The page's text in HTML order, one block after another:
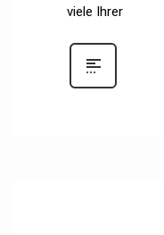
viele Ihrer